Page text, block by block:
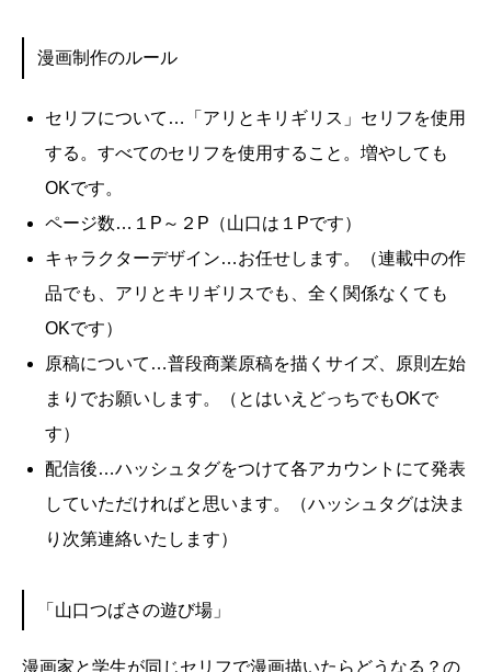
漫画制作のルール
セリフについて…「アリとキリギリス」セリフを使用
する。すべてのセリフを使用すること。増やしても
OKです。
ページ数…１P～２P（山口は１Pです）
キャラクターデザイン…お任せします。（連載中の作
品でも、アリとキリギリスでも、全く関係なくても
OKです）
原稿について…普段商業原稿を描くサイズ、原則左始
まりでお願いします。（とはいえどっちでもOKで
す）
配信後…ハッシュタグをつけて各アカウントにて発表
していただければと思います。（ハッシュタグは決ま
り次第連絡いたします）
「山口つばさの遊び場」
漫画家と学生が同じセリフで漫画描いたらどうなる？の